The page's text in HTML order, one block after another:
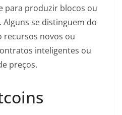
para produzir blocos ou
se distinguem do
recursos novos ou
inteligentes ou
preços.